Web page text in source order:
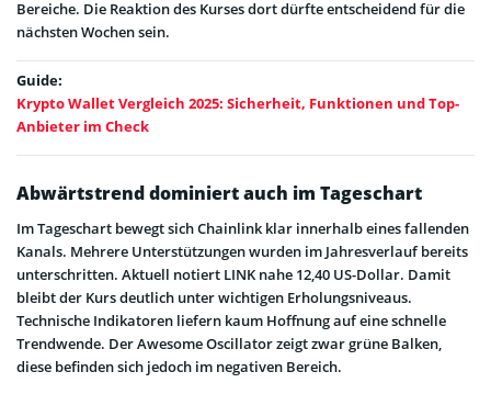
Bereiche. Die Reaktion des Kurses dort dürfte entscheidend für die
nächsten Wochen sein.
Guide:
Krypto Wallet Vergleich 2025: Sicherheit, Funktionen und Top-
Anbieter im Check
Abwärtstrend dominiert auch im Tageschart
Im Tageschart bewegt sich Chainlink klar innerhalb eines fallenden
Kanals. Mehrere Unterstützungen wurden im Jahresverlauf bereits
unterschritten. Aktuell notiert LINK nahe 12,40 US-Dollar. Damit
bleibt der Kurs deutlich unter wichtigen Erholungsniveaus.
Technische Indikatoren liefern kaum Hoffnung auf eine schnelle
Trendwende. Der Awesome Oscillator zeigt zwar grüne Balken,
diese befinden sich jedoch im negativen Bereich.